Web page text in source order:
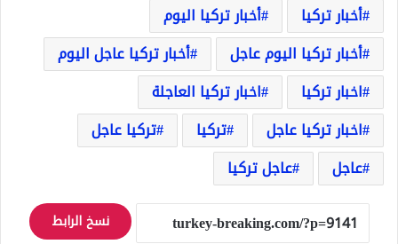
أخبار تركيا
أخبار تركيا اليوم
أخبار تركيا اليوم عاجل
أخبار تركيا عاجل اليوم
اخبار تركيا
اخبار تركيا العاجلة
اخبار تركيا عاجل
تركيا
تركيا عاجل
عاجل
عاجل تركيا
نسخ الرابط